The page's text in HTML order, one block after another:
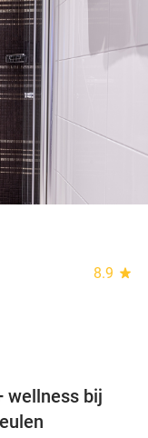
8.9 star
wellness bij